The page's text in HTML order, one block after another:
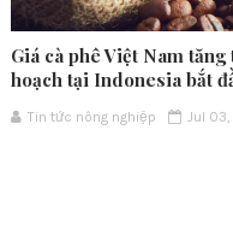
Giá cà phê Việt Nam
hoạch tại Indonesia bắt
Tin tức nông nghiệp Jul